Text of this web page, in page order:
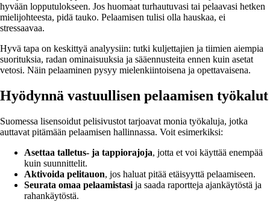
hyvään lopputulokseen. Jos huomaat turhautuvasi tai pelaavasi hetken
mielijohteesta, pidä tauko. Pelaamisen tulisi olla hauskaa, ei
stressaavaa.
Hyvä tapa on keskittyä analyysiin: tutki kuljettajien ja tiimien aiempia
suorituksia, radan ominaisuuksia ja sääennusteita ennen kuin asetat
vetosi. Näin pelaaminen pysyy mielenkiintoisena ja opettavaisena.
Hyödynnä vastuullisen pelaamisen työkalut
Suomessa lisensoidut pelisivustot tarjoavat monia työkaluja, jotka
auttavat pitämään pelaamisen hallinnassa. Voit esimerkiksi:
Asettaa talletus- ja tappiorajoja, jotta et voi käyttää enempää
kuin suunnittelit.
Aktivoida pelitauon, jos haluat pitää etäisyyttä pelaamiseen.
Seurata omaa pelaamistasi ja saada raportteja ajankäytöstä ja
rahankäytöstä.